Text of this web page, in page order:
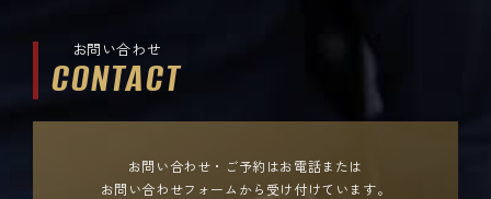
お問い合わせ
CONTACT
お問い合わせ・ご予約はお電話または
お問い合わせフォームから受け付けています。